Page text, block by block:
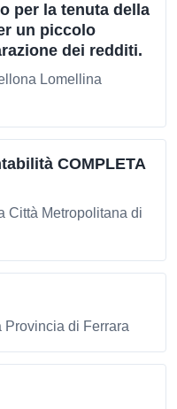
per la tenuta della
un piccolo
dei redditi.
Lomellina
COMPLETA
Città Metropolitana di
di Ferrara